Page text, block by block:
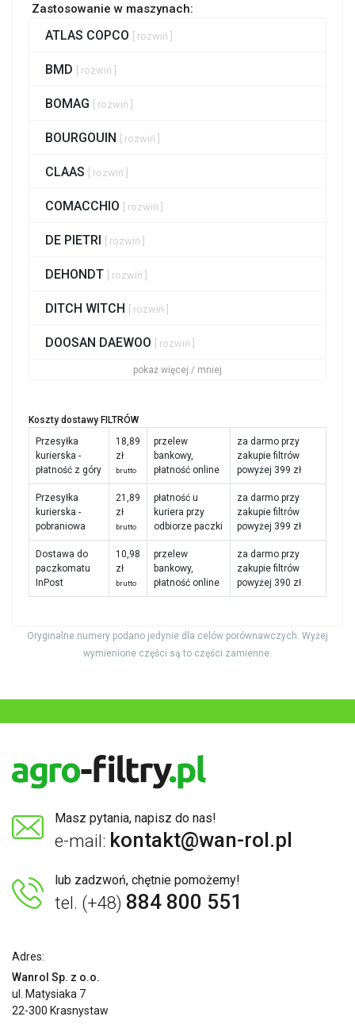
Zastosowanie w maszynach:
ATLAS COPCO [ rozwiń ]
BMD [ rozwiń ]
BOMAG [ rozwiń ]
BOURGOUIN [ rozwiń ]
CLAAS [ rozwiń ]
COMACCHIO [ rozwiń ]
DE PIETRI [ rozwiń ]
DEHONDT [ rozwiń ]
DITCH WITCH [ rozwiń ]
DOOSAN DAEWOO [ rozwiń ]
pokaż więcej / mniej
Koszty dostawy FILTRÓW
Przesyłka
kurierska -
płatność z góry
18,89
zł
brutto
przelew
bankowy,
płatność online
za darmo przy
zakupie filtrów
powyżej 399 zł
Przesyłka
kurierska -
pobraniowa
21,89
zł
brutto
płatność u
kuriera przy
odbiorze paczki
za darmo przy
zakupie filtrów
powyżej 399 zł
Dostawa do
paczkomatu
InPost
10,98
zł
brutto
przelew
bankowy,
płatność online
za darmo przy
zakupie filtrów
powyżej 390 zł
Oryginalne numery podano jedynie dla celów porównawczych. Wyżej
wymienione części są to części zamienne.
Masz pytania, napisz do nas!
e-mail: kontakt@wan-rol.pl
lub zadzwoń, chętnie pomożemy!
tel. (+48) 884 800 551
Adres:
Wanrol Sp. z o.o.
ul. Matysiaka 7
22-300 Krasnystaw